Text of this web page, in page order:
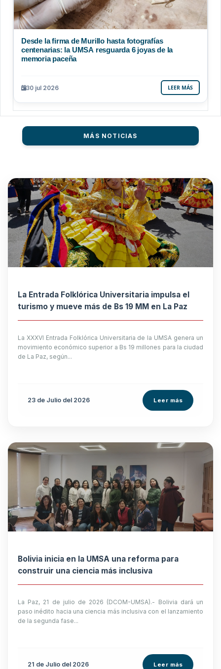
Desde la firma de Murillo hasta fotografías
centenarias: la UMSA resguarda 6 joyas de la
memoria paceña
30 jul 2026 LEER MÁS
MÁS NOTICIAS
La Entrada Folklórica Universitaria impulsa el
turismo y mueve más de Bs 19 MM en La Paz
La XXXVI Entrada Folklórica Universitaria de la UMSA genera un
movimiento económico superior a Bs 19 millones para la ciudad
de La Paz, según...
23 de Julio del 2026 Leer más
Bolivia inicia en la UMSA una reforma para
construir una ciencia más inclusiva
La Paz, 21 de julio de 2026 (DCOM-UMSA).- Bolivia dará un
paso inédito hacia una ciencia más inclusiva con el lanzamiento
de la segunda fase...
21 de Julio del 2026 Leer más